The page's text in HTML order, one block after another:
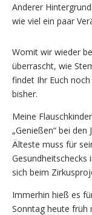
Anderer
wie viel ein paar
Womit wir wieder
überrascht, wie
findet Ihr Euch
bisher.
Meine
„Genießen“ bei
Älteste muss für
Gesundheitschecks
sich beim
Immerhin hieß es
Sonntag heute früh